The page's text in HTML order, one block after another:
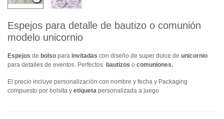
Espejos para detalle de bautizo o comunión
modelo unicornio
Espejos de bolso para invitadas con diseño de super dulce de unicornio
para detalles de eventos. Perfectos bautizos o comuniones.
El precio incluye personalización con nombre y fecha y Packaging
compuesto por bolsita y etiqueta personalizada a juego